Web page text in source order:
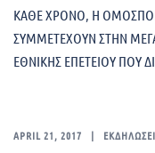
ΚΑΘΕ ΧΡΟΝΟ, Η
ΣΥΜΜΕΤΕΧΟΥΝ ΣΤΗΝ
ΕΘΝΙΚΗΣ ΕΠΕΤΕΙΟΥ ΠΟΥ
APRIL 21, 2017